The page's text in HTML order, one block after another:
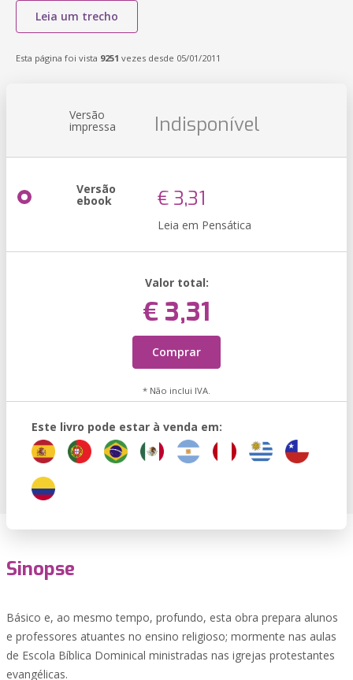
Leia um trecho
Esta página foi vista 9251 vezes desde 05/01/2011
Versão
impressa Indisponível
Versão
ebook € 3,31
Leia em Pensática
Valor total:
€ 3,31
Comprar
* Não inclui IVA.
Este livro pode estar à venda em:
Sinopse
Básico e, ao mesmo tempo, profundo, esta obra prepara alunos
e professores atuantes no ensino religioso; mormente nas aulas
de Escola Bíblica Dominical ministradas nas igrejas protestantes
evangélicas.